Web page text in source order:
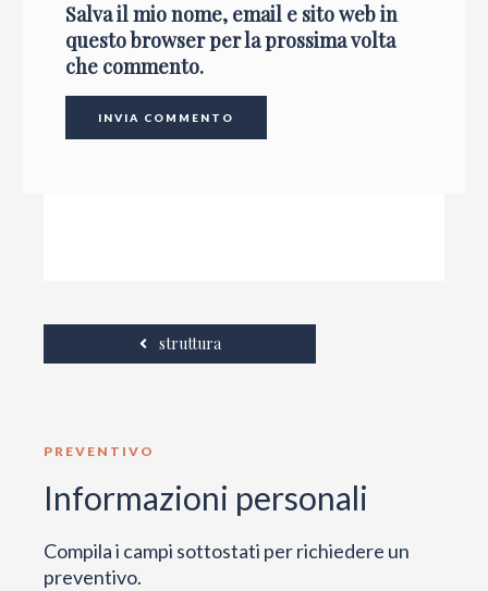
Salva il mio nome, email e sito web in
questo browser per la prossima volta
che commento.
struttura
PREVENTIVO
Informazioni personali
Compila i campi sottostati per richiedere un
preventivo.